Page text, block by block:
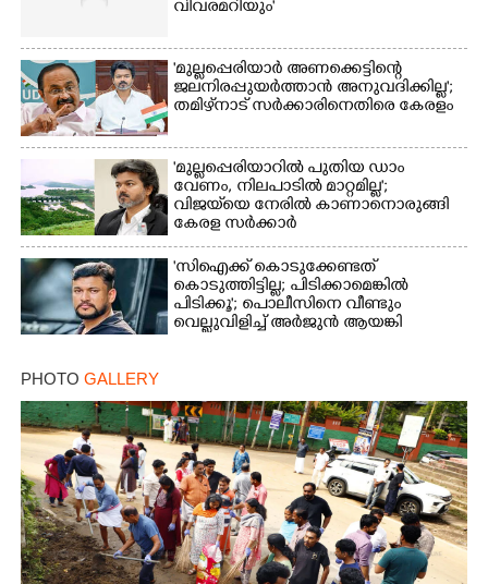
വിവരമറിയും '
'മുല്ലപ്പെരിയാർ അണക്കെട്ടിന്റെ
ജലനിരപ്പുയർത്താൻ അനുവദിക്കില്ല';
തമിഴ്‌നാട് സർക്കാരിനെതിരെ കേരളം
'മുല്ലപ്പെരിയാറിൽ പുതിയ ഡാം
വേണം, നിലപാടിൽ മാറ്റമില്ല';
വിജയ്‌യെ നേരിൽ കാണാനൊരുങ്ങി
കേരള സർക്കാർ
'സിഐക്ക് കൊടുക്കേണ്ടത്
കൊടുത്തിട്ടില്ല; പിടിക്കാമെങ്കിൽ
പിടിക്കൂ'; പൊലീസിനെ വീണ്ടും
വെല്ലുവിളിച്ച് അർജുൻ ആയങ്കി
PHOTO GALLERY